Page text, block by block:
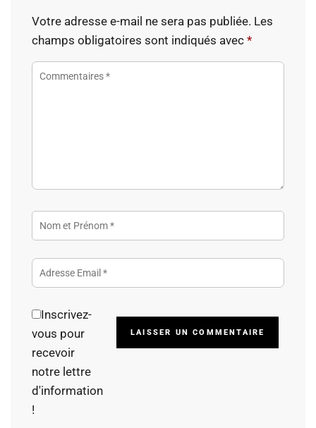
Votre adresse e-mail ne sera pas publiée. Les
champs obligatoires sont indiqués avec *
Inscrivez-
vous pour
recevoir
notre lettre
d'information
!